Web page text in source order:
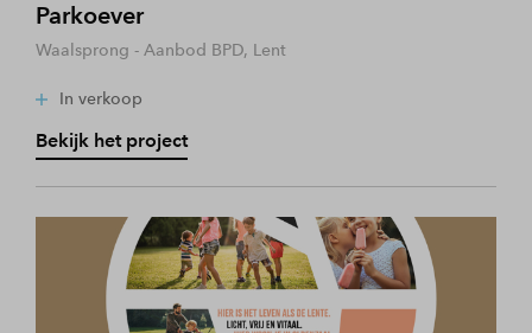
Parkoever
Waalsprong - Aanbod BPD, Lent
In verkoop
Bekijk het project